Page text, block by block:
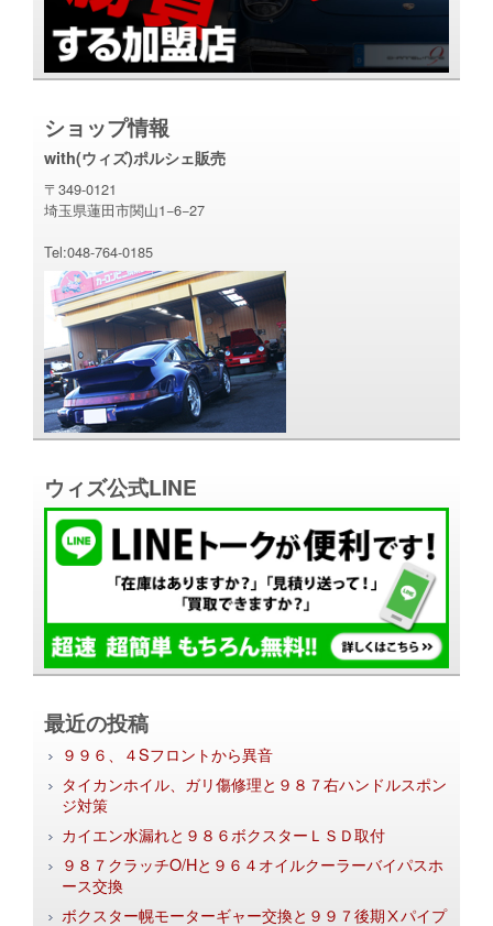
ショップ情報
with(ウィズ)ポルシェ販売
〒349-0121
埼玉県蓮田市関山1−6−27
Tel:048-764-0185
ウィズ公式LINE
最近の投稿
９９６、４Sフロントから異音
タイカンホイル、ガリ傷修理と９８７右ハンドルスポン
ジ対策
カイエン水漏れと９８６ボクスターＬＳＤ取付
９８７クラッチO/Hと９６４オイルクーラーバイパスホ
ース交換
ボクスター幌モーターギャー交換と９９７後期Ⅹパイプ